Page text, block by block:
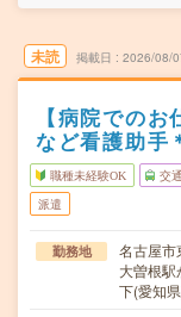
未読 掲載日 2026/08/
【病院での
など看護助手
職種未経験OK 交
派遣
勤務地
名古屋市
大曽根
下(愛知